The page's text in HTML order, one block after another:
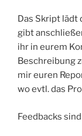
Das Skript lädt
gibt
ihr in eurem
Beschreibung
mir euren
wo evtl. das
Feedbacks